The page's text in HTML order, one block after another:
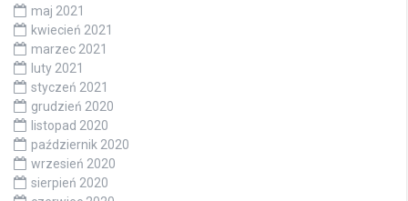
maj 2021
kwiecień 2021
marzec 2021
luty 2021
styczeń 2021
grudzień 2020
listopad 2020
październik 2020
wrzesień 2020
sierpień 2020